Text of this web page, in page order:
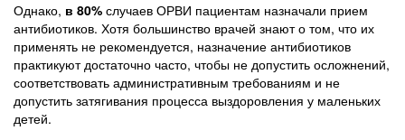
Однако, в 80% случаев ОРВИ пациентам назначали прием
антибиотиков. Хотя большинство врачей знают о том, что их
применять не рекомендуется, назначение антибиотиков
практикуют достаточно часто, чтобы не допустить осложнений,
соответствовать административным требованиям и не
допустить затягивания процесса выздоровления у маленьких
детей.